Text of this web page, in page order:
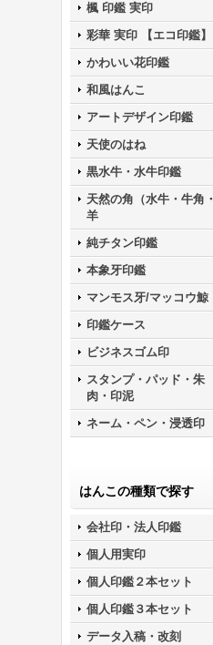
楓 印鑑 実印
彩華 実印 【エコ印鑑】
かわいい花印鑑
和風はんこ
アートデザイン印鑑
天使のはね
黒水牛・水牛印鑑
天然の角（水牛・牛角・
羊
純チタン印鑑
本象牙印鑑
マンモス牙/マッコウ鯨
印鑑ケース
ビジネスゴム印
スタンプ・パッド・朱
肉・印泥
ネーム・ペン・浸透印
はんこの種類で探す
会社印・法人印鑑
個人用実印
個人印鑑２本セット
個人印鑑３本セット
データ入稿・改刻